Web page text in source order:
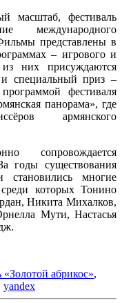
масштаб, фестиваль
международного
представлены в
– игрового и
них присуждаются
и специальный приз –
фестиваля
панорама», где
армянского
сопровождается
годы существования
становились многие
которых Тонино
Никита Михалков,
Мути, Настасья
абрикос»,
yandex